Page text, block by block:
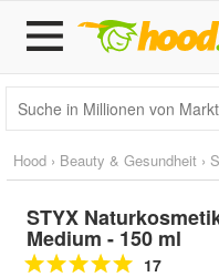
Hood › Beauty & Gesundheit ›
STYX
Medium - 150 ml
17